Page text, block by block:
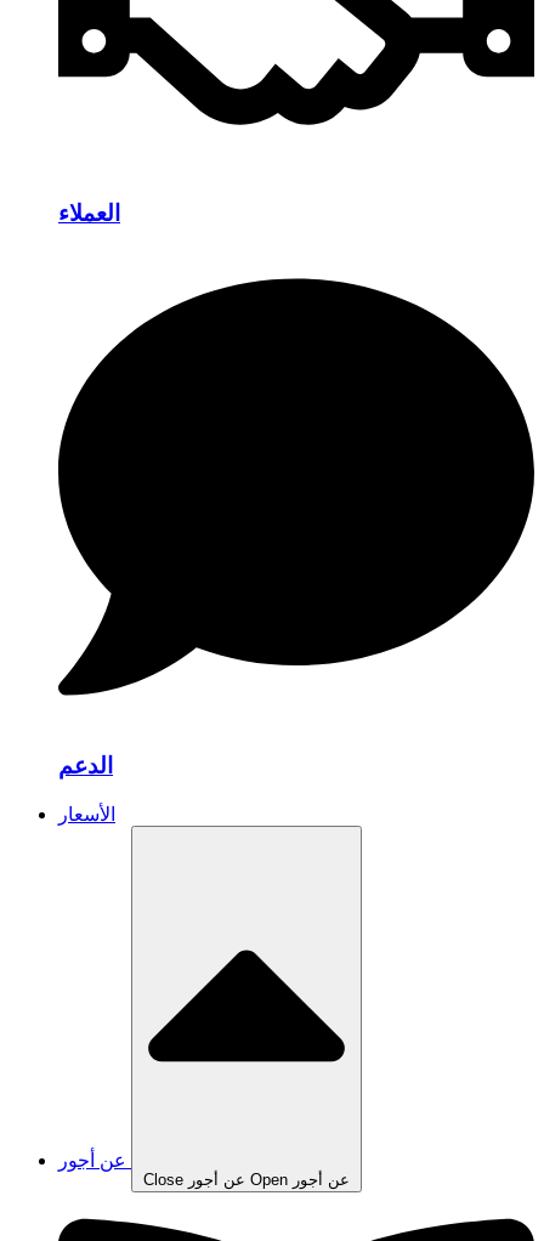
العملاء
الدعم
الأسعار
Close عن أجور Open عن أجور